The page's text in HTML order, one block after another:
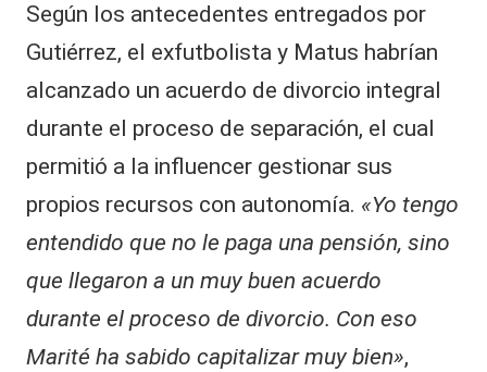
Según los antecedentes entregados por
Gutiérrez, el exfutbolista y Matus habrían
alcanzado un acuerdo de divorcio integral
durante el proceso de separación, el cual
permitió a la influencer gestionar sus
propios recursos con autonomía. «Yo tengo
entendido que no le paga una pensión, sino
que llegaron a un muy buen acuerdo
durante el proceso de divorcio. Con eso
Marité ha sabido capitalizar muy bien»,